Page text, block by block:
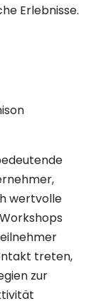
Erlebnisse.
wertvolle
treten,
zur